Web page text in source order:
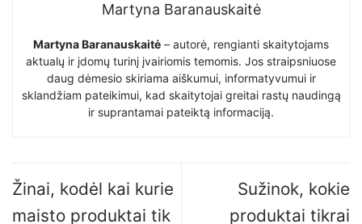
Martyna Baranauskaitė
Martyna Baranauskaitė – autorė, rengianti skaitytojams
aktualų ir įdomų turinį įvairiomis temomis. Jos straipsniuose
daug dėmesio skiriama aiškumui, informatyvumui ir
sklandžiam pateikimui, kad skaitytojai greitai rastų naudingą
ir suprantamai pateiktą informaciją.
Žinai, kodėl kai kurie
maisto produktai tik
Sužinok, kokie
produktai tikrai